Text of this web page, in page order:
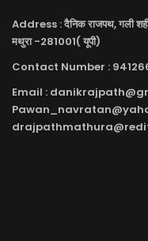
Address : दैनिक राजपथ, गली
मथुरा -281001( यूपी)
Contact Number :
Email :